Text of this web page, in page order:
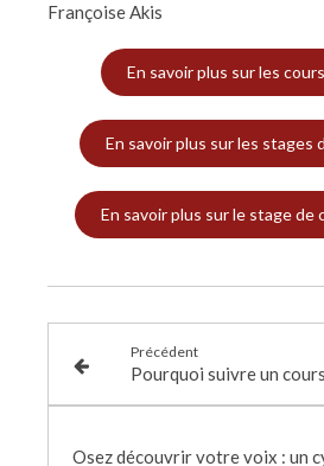
Françoise Akis
En savoir plus sur les
En savoir plus sur les stages
En savoir plus sur le stage de
Précédent